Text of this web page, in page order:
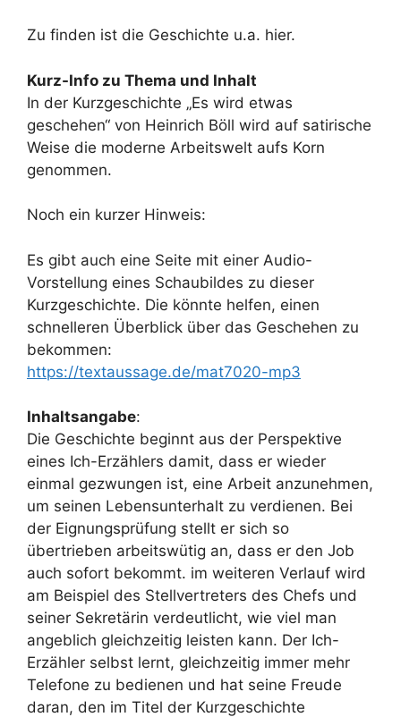
Zu finden ist die Geschichte u.a. hier.
Kurz-Info zu Thema und Inhalt
In der Kurzgeschichte „Es wird etwas
geschehen“ von Heinrich Böll wird auf satirische
Weise die moderne Arbeitswelt aufs Korn
genommen.
Noch ein kurzer Hinweis:
Es gibt auch eine Seite mit einer Audio-
Vorstellung eines Schaubildes zu dieser
Kurzgeschichte. Die könnte helfen, einen
schnelleren Überblick über das Geschehen zu
bekommen:
https://textaussage.de/mat7020-mp3
Inhaltsangabe:
Die Geschichte beginnt aus der Perspektive
eines Ich-Erzählers damit, dass er wieder
einmal gezwungen ist, eine Arbeit anzunehmen,
um seinen Lebensunterhalt zu verdienen. Bei
der Eignungsprüfung stellt er sich so
übertrieben arbeitswütig an, dass er den Job
auch sofort bekommt. im weiteren Verlauf wird
am Beispiel des Stellvertreters des Chefs und
seiner Sekretärin verdeutlicht, wie viel man
angeblich gleichzeitig leisten kann. Der Ich-
Erzähler selbst lernt, gleichzeitig immer mehr
Telefone zu bedienen und hat seine Freude
daran, den im Titel der Kurzgeschichte